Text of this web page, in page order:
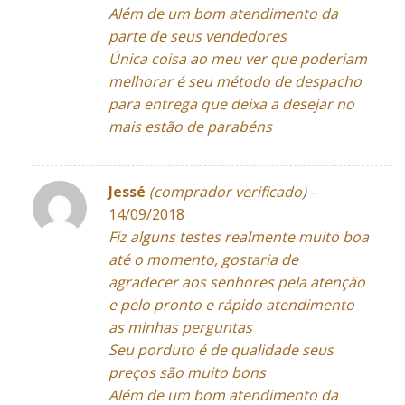
Além de um bom atendimento da
parte de seus vendedores
Única coisa ao meu ver que poderiam
melhorar é seu método de despacho
para entrega que deixa a desejar no
mais estão de parabéns
Jessé (comprador verificado) –
14/09/2018
Fiz alguns testes realmente muito boa
até o momento, gostaria de
agradecer aos senhores pela atenção
e pelo pronto e rápido atendimento
as minhas perguntas
Seu porduto é de qualidade seus
preços são muito bons
Além de um bom atendimento da